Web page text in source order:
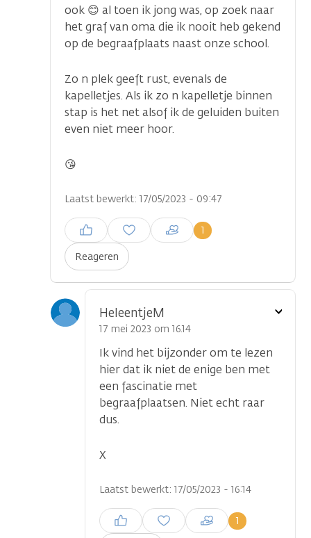
ook 😊 al toen ik jong was, op zoek naar
het graf van oma die ik nooit heb gekend
op de begraafplaats naast onze school.
Zo n plek geeft rust, evenals de
kapelletjes. Als ik zo n kapelletje binnen
stap is het net alsof ik de geluiden buiten
even niet meer hoor.
😘
Laatst bewerkt: 17/05/2023 - 09:47
Reageren
1
Inloggen om een reactie te
plaatsen
HeleentjeM
17 mei 2023 om 16.14
Ik vind het bijzonder om te lezen
hier dat ik niet de enige ben met
een fascinatie met
begraafplaatsen. Niet echt raar
dus.
X
Laatst bewerkt: 17/05/2023 - 16:14
1
Inloggen om een reactie te
plaatsen
Toon